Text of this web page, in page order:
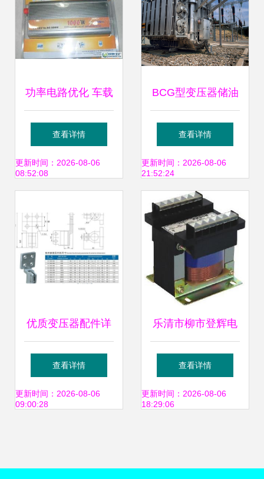
功率电路优化 车载
电源逆变器定频变
压器技术深入解析
查看详情
更新时间：2026-08-06
08:52:08
BCG型变压器储油
柜解析
BCG6002500金属
波纹式储油柜在变
压器配件中的应用
与优势
查看详情
更新时间：2026-08-06
21:52:24
优质变压器配件详
解 Ф12接线端子、
铲形接头与导电杆
查看详情
更新时间：2026-08-06
09:00:28
乐清市柳市登辉电
器厂BK控制变压器
3000VA产品介绍
查看详情
更新时间：2026-08-06
18:29:06